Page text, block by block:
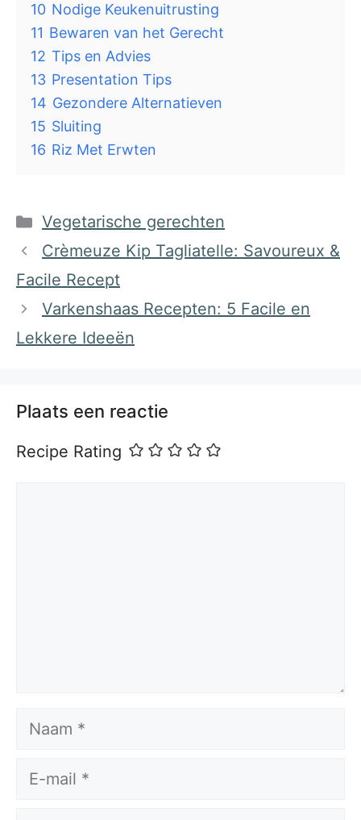
10 Nodige Keukenuitrusting
11 Bewaren van het Gerecht
12 Tips en Advies
13 Presentation Tips
14 Gezondere Alternatieven
15 Sluiting
16 Riz Met Erwten
Categorieën
Vegetarische gerechten
Crèmeuze Kip Tagliatelle: Savoureux &
Facile Recept
Varkenshaas Recepten: 5 Facile en
Lekkere Ideeën
Plaats een reactie
Recipe Rating
Naam
E-